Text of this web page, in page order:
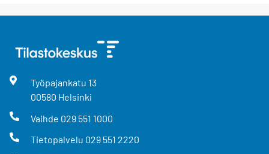
Työpajankatu 13
00580 Helsinki
Vaihde 029 551 1000
Tietopalvelu 029 551 2220